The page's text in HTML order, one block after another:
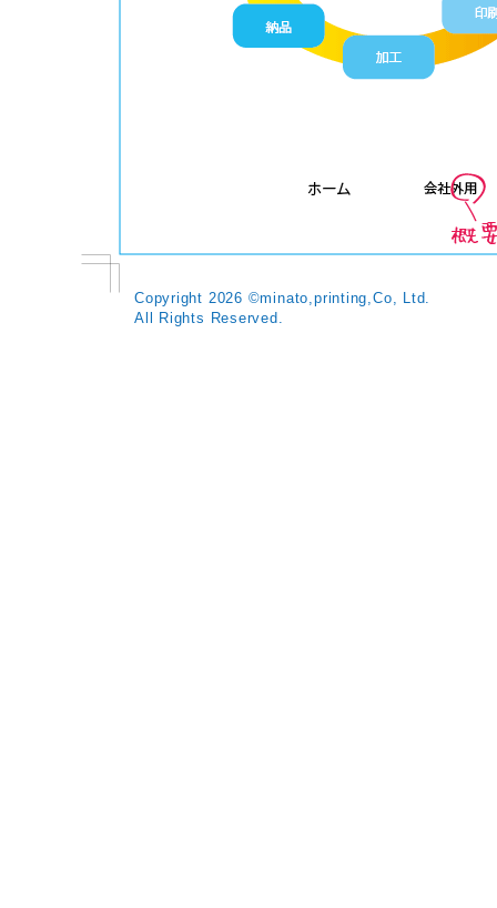
Copyright 2026 ©minato,printing,Co, Ltd.
All Rights Reserved.